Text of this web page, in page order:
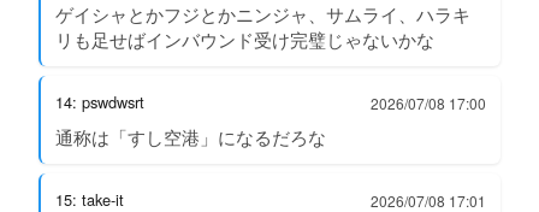
ゲイシャとかフジとかニンジャ、サムライ、ハラキ
リも足せばインバウンド受け完璧じゃないかな
14: pswdwsrt 2026/07/08 17:00
通称は「すし空港」になるだろな
15: take-it 2026/07/08 17:01